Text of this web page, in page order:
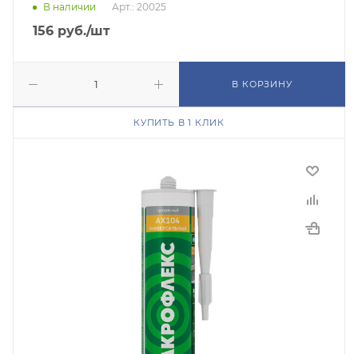
В наличии Арт.: 20025
156 руб./шт
В КОРЗИНУ
КУПИТЬ В 1 КЛИК